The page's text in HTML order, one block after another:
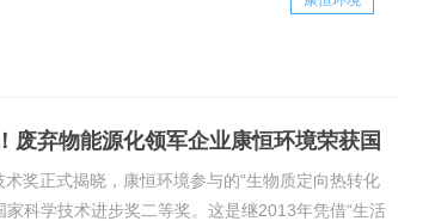
的可持续发展案例，旨在集中展现中亚地区在环境
废弃物能源化领军企业康恒环境荣获国
奖正式揭晓，康恒环境参与的“生物质定向热转化
家科学技术进步奖二等奖。这是继2013年凭借“生活